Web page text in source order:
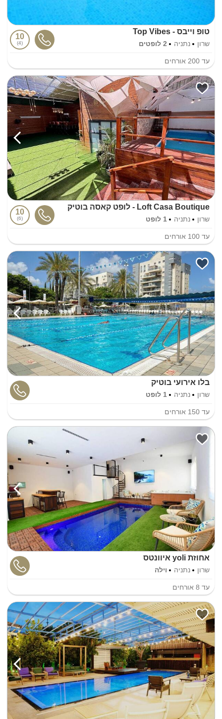
טופ וייבס - Top Vibes
שרון נתניה 2 לופטים
10
4
עד 200 אורחים
Loft Casa Boutique - לופט קאסה בוטיק
שרון נתניה 1 לופט
10
6
עד 100 אורחים
בלו אירועי בוטיק
שרון נתניה 1 לופט
עד 150 אורחים
אחוזת yoli איוונטס
שרון נתניה וילה
עד 8 אורחים